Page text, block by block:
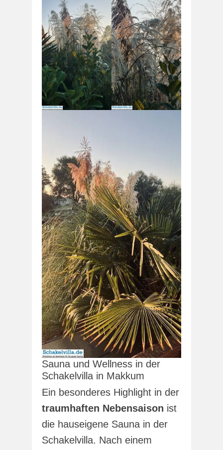
Sauna und Wellness in der
Schakelvilla in Makkum
Ein besonderes Highlight in der
traumhaften Nebensaison ist
die hauseigene Sauna in der
Schakelvilla. Nach einem